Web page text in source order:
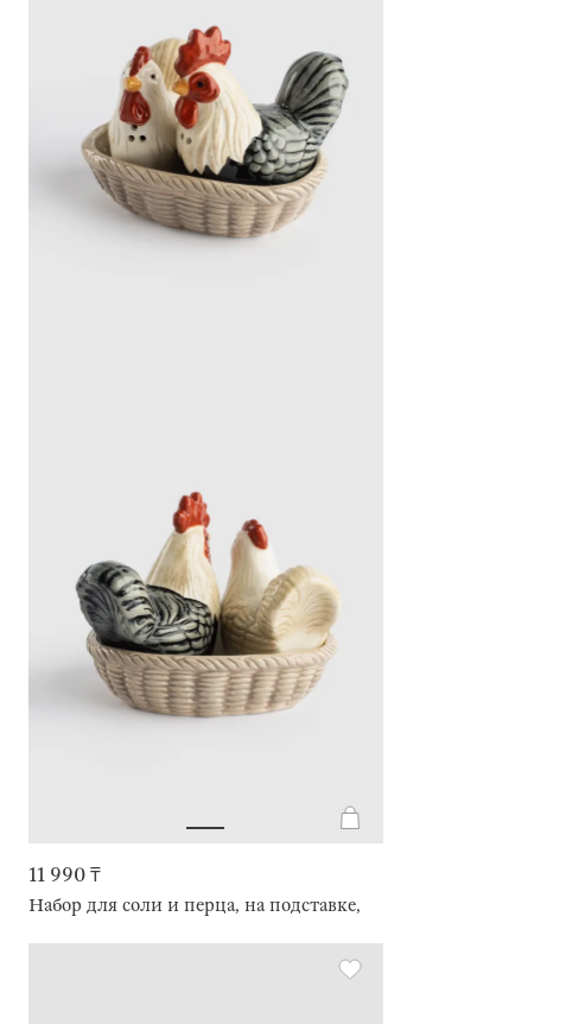
11 990 ₸
Набор для соли и перца, на подставке, Петух и курица, Rooster